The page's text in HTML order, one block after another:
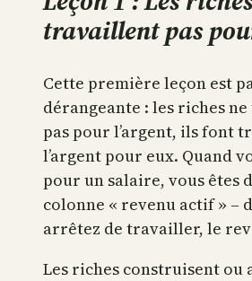
travaillent pas
Cette première leçon est
dérangeante : les riches
pas pour l’argent, ils font
l’argent pour eux. Quand
pour un salaire, vous êtes
colonne « revenu actif » –
arrêtez de travailler, le
Les riches construisent ou